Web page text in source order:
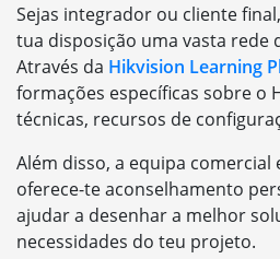
Sejas integrador ou cliente
tua disposição uma vasta rede
Através da Hikvision Learning
formações específicas sobre o
técnicas, recursos de
Além disso, a equipa comercial
oferece-te aconselhamento
ajudar a desenhar a melhor
necessidades do teu projeto.